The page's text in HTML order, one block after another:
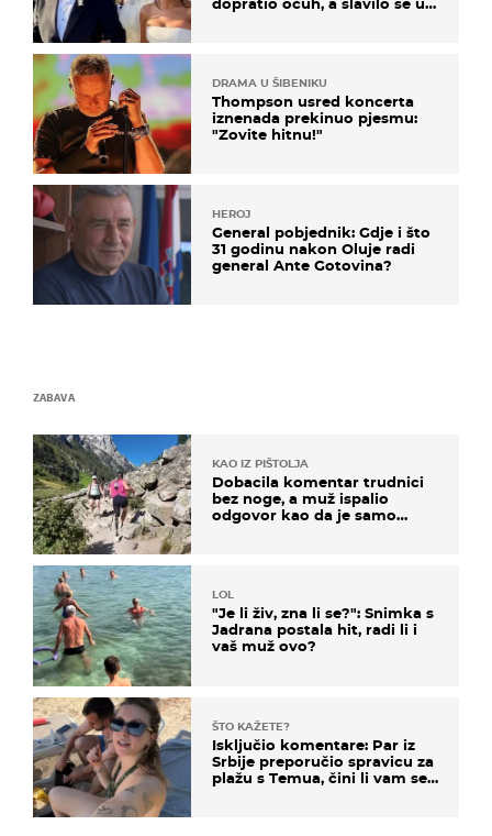
DRAMA U ŠIBENIKU
Thompson usred koncerta
iznenada prekinuo pjesmu:
"Zovite hitnu!"
HEROJ
General pobjednik: Gdje i što
31 godinu nakon Oluje radi
general Ante Gotovina?
ZABAVA
KAO IZ PIŠTOLJA
Dobacila komentar trudnici
bez noge, a muž ispalio
odgovor kao da je samo
LOL
"Je li živ, zna li se?": Snimka s
Jadrana postala hit, radi li i
vaš muž ovo?
ŠTO KAŽETE?
Isključio komentare: Par iz
Srbije preporučio spravicu za
plažu s Temua, čini li vam se